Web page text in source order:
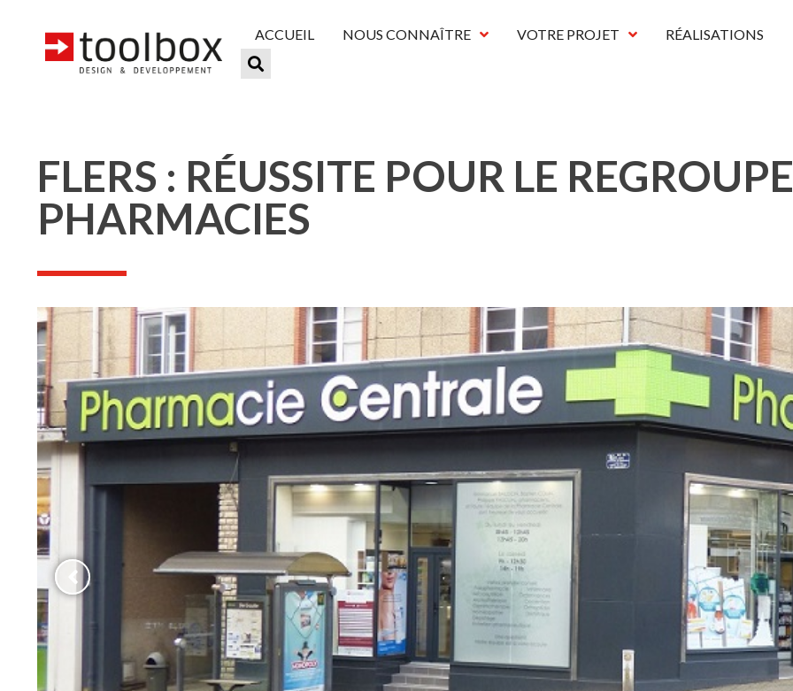
ACCUEIL NOUS CONNAÎTRE VOTRE PROJET RÉALISATIONS
FLERS : RÉUSSITE POUR LE
PHARMACIES